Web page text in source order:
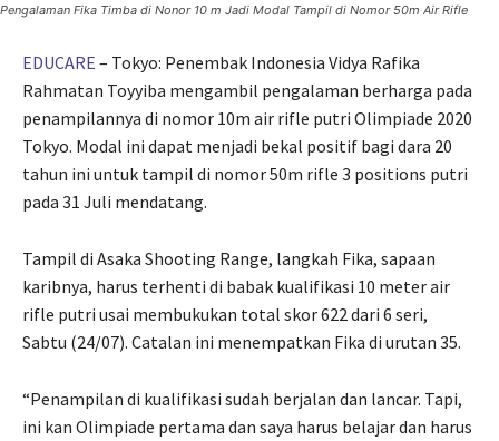
Pengalaman Fika Timba di Nonor 10 m Jadi Modal Tampil di Nomor 50m Air Rifle
EDUCARE – Tokyo: Penembak Indonesia Vidya Rafika
Rahmatan Toyyiba mengambil pengalaman berharga pada
penampilannya di nomor 10m air rifle putri Olimpiade 2020
Tokyo. Modal ini dapat menjadi bekal positif bagi dara 20
tahun ini untuk tampil di nomor 50m rifle 3 positions putri
pada 31 Juli mendatang.
Tampil di Asaka Shooting Range, langkah Fika, sapaan
karibnya, harus terhenti di babak kualifikasi 10 meter air
rifle putri usai membukukan total skor 622 dari 6 seri,
Sabtu (24/07). Catalan ini menempatkan Fika di urutan 35.
“Penampilan di kualifikasi sudah berjalan dan lancar. Tapi,
ini kan Olimpiade pertama dan saya harus belajar dan harus